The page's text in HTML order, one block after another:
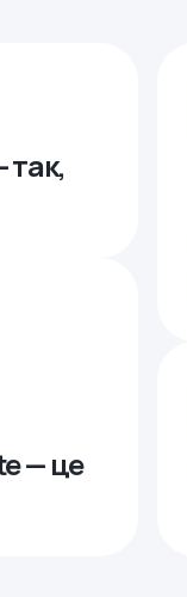
— це